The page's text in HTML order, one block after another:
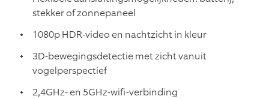
stekker of zonnepaneel
1080p HDR-video en nachtzicht in kleur
3D-bewegingsdetectie met zicht vanuit
vogelperspectief
2,4GHz- en 5GHz-wifi-verbinding